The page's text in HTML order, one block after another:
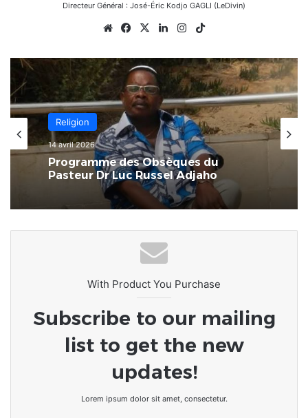
Directeur Général : José-Éric Kodjo GAGLI (LeDivin)
WebsiteFacebook
X LinkedinInstagram
Religion
14 avril 2026
Pasteur Dr Luc Russel Adjaho
Afrique
8 mars 2026
L’Afrique au carrefour des
consciences : le devoir de rompre
avec la culture du naufrage
With Product You Purchase
Subscribe to our mailing
list to get the new
updates!
Lorem ipsum dolor sit amet, consectetur.